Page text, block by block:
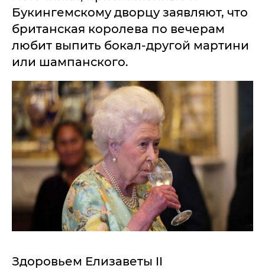
Букингемскому дворцу заявляют, что
британская королева по вечерам
любит выпить бокал-другой мартини
или шампанского.
Здоровьем Елизаветы II